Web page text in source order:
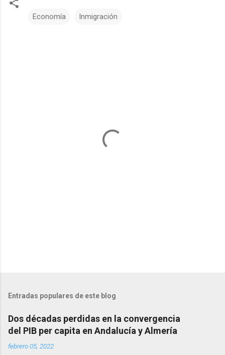
Economía Inmigración
Entradas populares de este blog
Dos décadas perdidas en la convergencia
del PIB per capita en Andalucía y Almería
febrero 05, 2022